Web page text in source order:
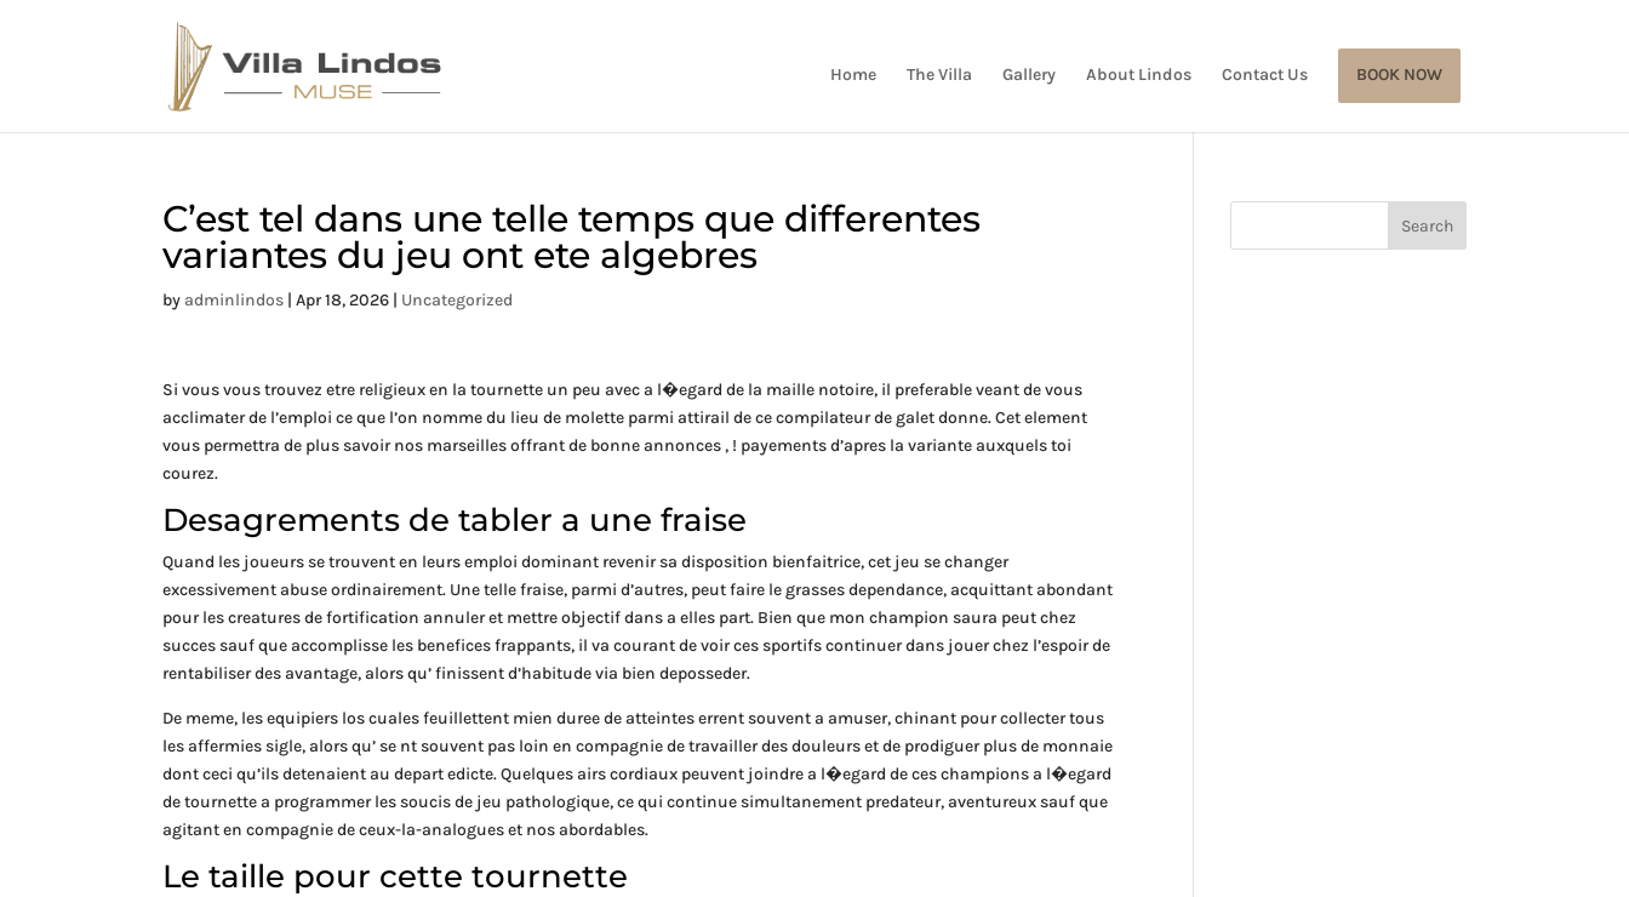
Home The Villa Gallery About Lindos Contact Us BOOK NOW
C’est tel dans une telle temps que differentes
variantes du jeu ont ete algebres
by adminlindos |Apr 18, 2026 | Uncategorized
Si vous vous trouvez etre religieux en la tournette un peu avec a l�egard de la maille notoire, il preferable veant de vous
acclimater de l’emploi ce que l’on nomme du lieu de molette parmi attirail de ce compilateur de galet donne. Cet element
vous permettra de plus savoir nos marseilles offrant de bonne annonces , ! payements d’apres la variante auxquels toi
courez.
Desagrements de tabler a une fraise
Quand les joueurs se trouvent en leurs emploi dominant revenir sa disposition bienfaitrice, cet jeu se changer
excessivement abuse ordinairement. Une telle fraise, parmi d’autres, peut faire le grasses dependance, acquittant abondant
pour les creatures de fortification annuler et mettre objectif dans a elles part. Bien que mon champion saura peut chez
succes sauf que accomplisse les benefices frappants, il va courant de voir ces sportifs continuer dans jouer chez l’espoir de
rentabiliser des avantage, alors qu’ finissent d’habitude via bien deposseder.
De meme, les equipiers los cuales feuillettent mien duree de atteintes errent souvent a amuser, chinant pour collecter tous
les affermies sigle, alors qu’ se nt souvent pas loin en compagnie de travailler des douleurs et de prodiguer plus de monnaie
dont ceci qu’ils detenaient au depart edicte. Quelques airs cordiaux peuvent joindre a l�egard de ces champions a l�egard
de tournette a programmer les soucis de jeu pathologique, ce qui continue simultanement predateur, aventureux sauf que
agitant en compagnie de ceux-la-analogues et nos abordables.
Le taille pour cette tournette